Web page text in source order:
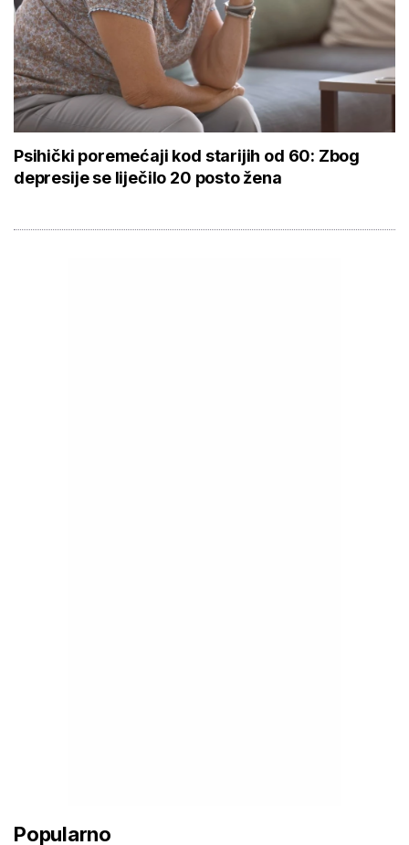
Psihički poremećaji kod starijih od 60: Zbog
depresije se liječilo 20 posto žena
Popularno